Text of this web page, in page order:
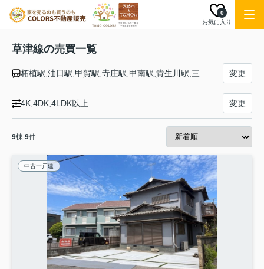
お気に入り
0
草津線の売買一覧
変更
4K,4DK,4LDK以上 変更
9棟 9件
中古一戸建